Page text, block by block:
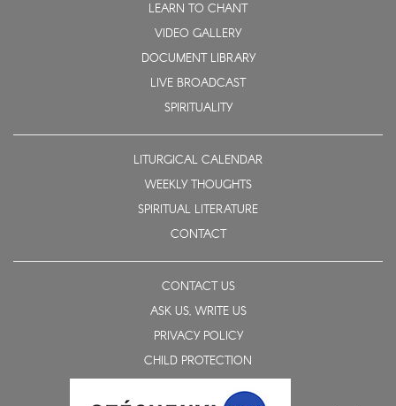
LEARN TO CHANT
VIDEO GALLERY
DOCUMENT LIBRARY
LIVE BROADCAST
SPIRITUALITY
LITURGICAL CALENDAR
WEEKLY THOUGHTS
SPIRITUAL LITERATURE
CONTACT
CONTACT US
ASK US, WRITE US
PRIVACY POLICY
CHILD PROTECTION